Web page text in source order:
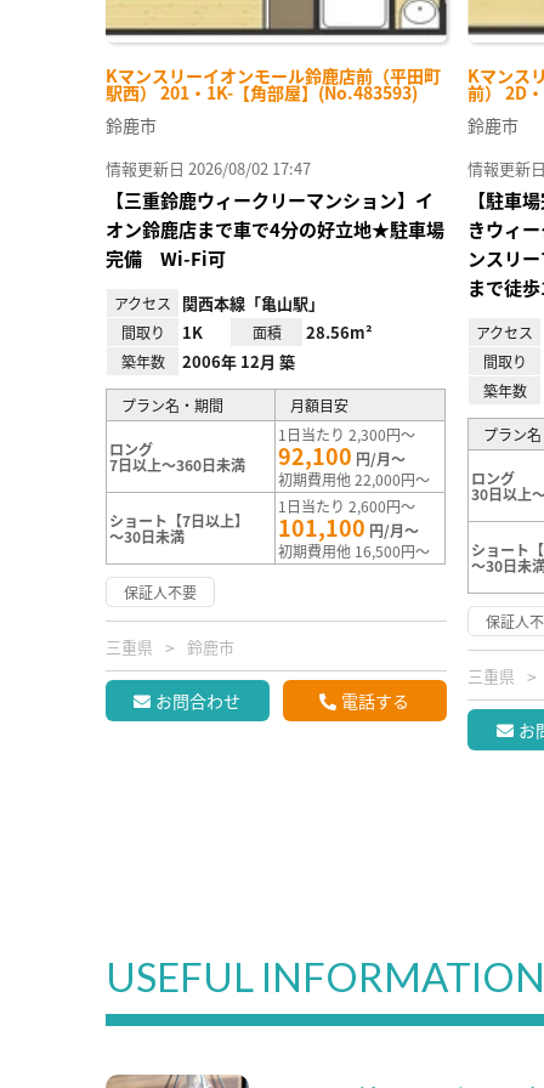
Kマンスリーイオンモール鈴鹿店前（平田町
駅西） 201・1K-【角部屋】(No.483593)
鈴鹿市
情報更新日 2026/08/02 17:47
【三重鈴鹿ウィークリーマンション】イ
オン鈴鹿店まで車で4分の好立地★駐車場
完備 Wi-Fi可
アクセス 関西本線「亀山駅」
間取り 1K 面積 28.56m²
築年数 2006年 12月 築
プラン名・期間 月額目安
ロング
7日以上～360日未満
1日当たり 2,300円～
92,100 円/月～
初期費用他 22,000円～
ショート【7日以上】
～30日未満
1日当たり 2,600円～
101,100 円/月～
初期費用他 16,500円～
保証人不要
三重県 鈴鹿市
お問合わせ 電話する
Kマンス
前） 2D
鈴鹿市
情報更新
【駐車
きウィ
ンスリ
まで徒
アクセス
間取り
築年数
プラン
ロング
30日以上
ショート
～30日未
保証人
三重県
お
USEFUL INFORMATION